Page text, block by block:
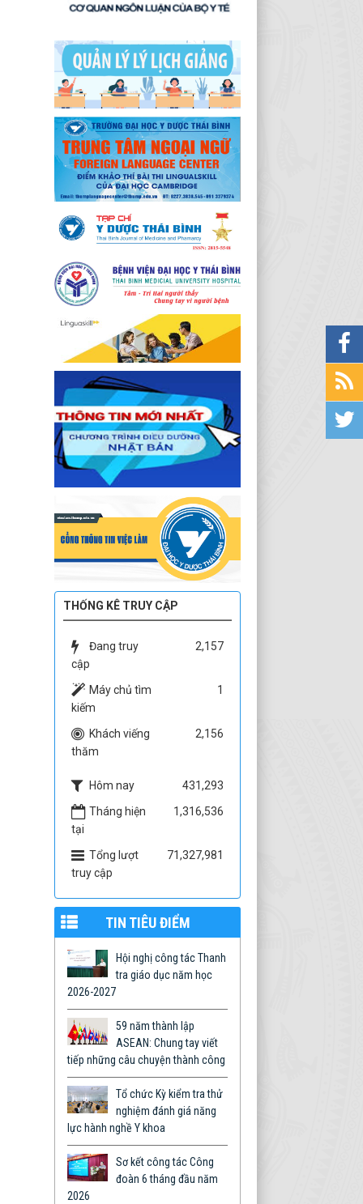
THỐNG KÊ TRUY CẬP
Đang truy
cập
2,157
Máy chủ tìm
kiếm
1
Khách viếng
thăm
2,156
Hôm nay
431,293
Tháng hiện
tại
1,316,536
Tổng lượt
truy cập
71,327,981
TIN TIÊU ĐIỂM
Hội nghị công tác Thanh
tra giáo dục năm học
2026-2027
59 năm thành lập
ASEAN: Chung tay viết
tiếp những câu chuyện thành công
Tổ chức Kỳ kiểm tra thử
nghiệm đánh giá năng
lực hành nghề Y khoa
Sơ kết công tác Công
đoàn 6 tháng đầu năm
2026